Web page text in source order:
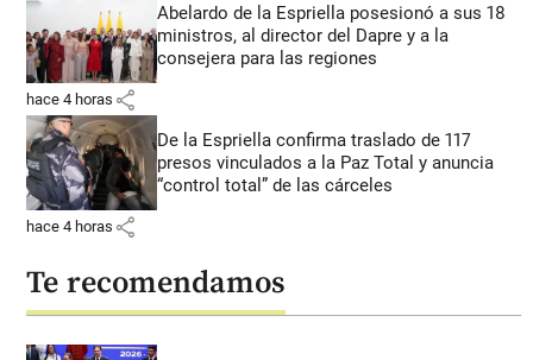
Abelardo de la Espriella posesionó a sus 18
ministros, al director del Dapre y a la
consejera para las regiones
hace 4 horas share
De la Espriella confirma traslado de 117
presos vinculados a la Paz Total y anuncia
“control total” de las cárceles
hace 4 horas share
Te recomendamos